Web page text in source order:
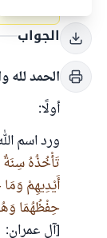
الجواب
الحمد لله
أولًا:
ورد اسم
تَأْخُذُهُ سِنَةٌ
أَيْدِيهِمْ
حِفْظُهُمَا وَهُوَ
[آل عمران: 1-2]، وقال سبحانه: